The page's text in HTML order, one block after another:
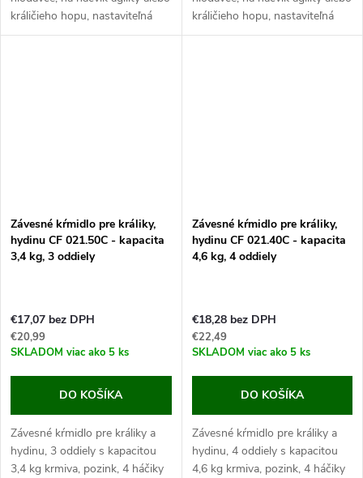
králičieho hopu, nastaviteľná
výška skoku, variabilné
králičieho hopu, nastaviteľná
výška skoku, variabilné
Závesné kŕmidlo pre králiky,
hydinu CF 021.50C - kapacita
3,4 kg, 3 oddiely
€17,07 bez DPH
€20,99
SKLADOM viac ako 5 ks
DO KOŠÍKA
Závesné kŕmidlo pre králiky a
hydinu, 3 oddiely s kapacitou
3,4 kg krmiva, pozink, 4 háčiky
Závesné kŕmidlo pre králiky,
hydinu CF 021.40C - kapacita
4,6 kg, 4 oddiely
€18,28 bez DPH
€22,49
SKLADOM viac ako 5 ks
DO KOŠÍKA
Závesné kŕmidlo pre králiky a
hydinu, 4 oddiely s kapacitou
4,6 kg krmiva, pozink, 4 háčiky